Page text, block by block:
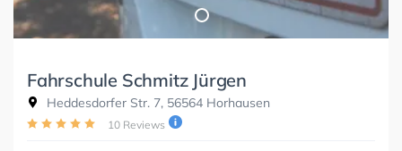
Fahrschule Schmitz Jürgen
Heddesdorfer Str. 7, 56564 Horhausen
10 Reviews